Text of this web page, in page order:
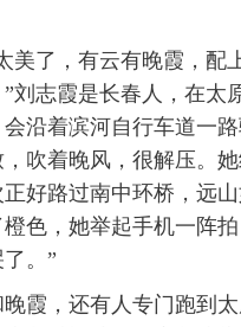
了，有云有晚霞，配
刘志霞是长春人，在太
沿着滨河自行车道一路
吹着晚风，很解压。她
好路过南中环桥，远
色，她举起手机一阵
。”
，还有人专门跑到太